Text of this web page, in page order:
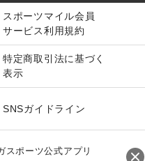
スポーツマイル会員
サービス利用規約
特定商取引法に基づく
表示
SNSガイドライン
スポーツ公式アプリ